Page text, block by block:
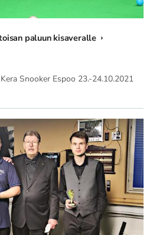
paluun kisaveralle
Snooker Espoo 23.-24.10.2021